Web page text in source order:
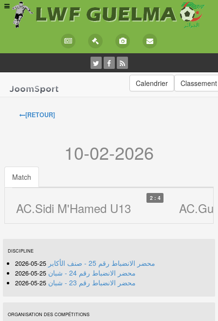
Calendrier Classement
[RETOUR]
10-02-2026
Match
AC.Sidi M'Hamed U13
2 : 4
DISCIPLINE
محضر الانضباط رقم 25 - صنف الأكابر 25-05-2026
محضر الانضباط رقم 24 - شبان 25-05-2026
محضر الانضباط رقم 23 - شبان 25-05-2026
ORGANISATION DES COMPÉTITIONS